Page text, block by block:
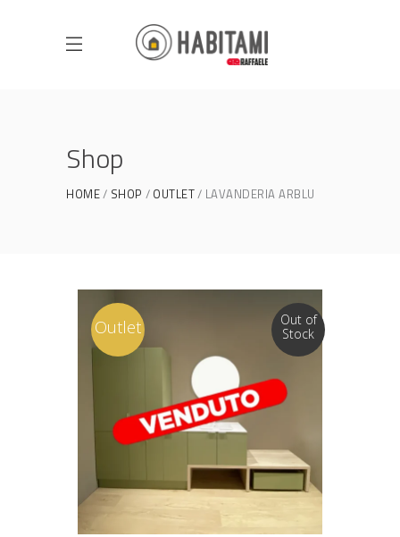
Shop
HOME SHOP OUTLET LAVANDERIA ARBLU
Outlet
Out of
Stock